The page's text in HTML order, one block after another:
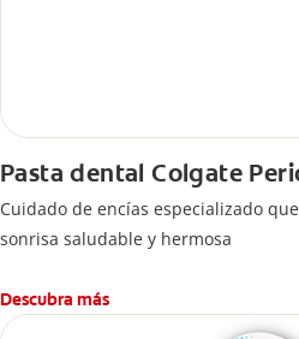
Pasta dental Colgate
Cuidado de encías especializado
sonrisa saludable y hermosa
Descubra más